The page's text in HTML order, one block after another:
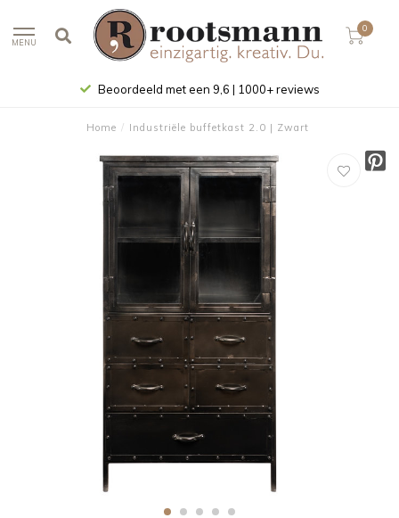
MENU
0
Beoordeeld met een 9,6 | 1000+ reviews
Home / Industriële buffetkast 2.0 | Zwart